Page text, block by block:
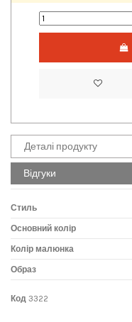
Деталі продукту
Відгуки
Стиль
Основний колір
Колір малюнка
Образ
Код 3322